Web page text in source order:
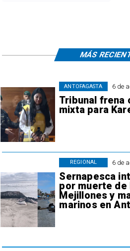
6 de
Tribunal frena
mixta para
ANTOFAGASTA
6 de
Sernapesca
por muerte de
Mejillones y
marinos en
REGIONAL
MÁS